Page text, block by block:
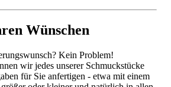
Wünschen
Kein Problem!
wir jedes unserer Schmuckstücke
für Sie anfertigen - etwa mit einem